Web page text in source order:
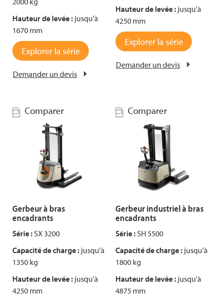
Hauteur de levée : jusqu'à
1670 mm
Explorer la série
Demander un devis
Hauteur de levée : jusqu'à
4250 mm
Explorer la série
Demander un devis
Comparer
Gerbeur à bras
encadrants
Série :SX 3200
Capacité de charge : jusqu'à
1350 kg
Hauteur de levée : jusqu'à
4250 mm
Comparer
Gerbeur industriel à bras
encadrants
Série :SH 5500
Capacité de charge : jusqu'à
1800 kg
Hauteur de levée : jusqu'à
4875 mm